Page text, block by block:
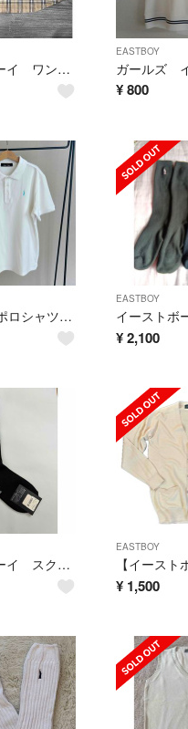
イーストボーイ ワンピース 90センチ
EASTBOY
¥ 800
EAST BOY ポロシャツ 11号サイズ 2枚セット
EASTBOY
¥ 2,100
イーストボーイ スクールソックス
EASTBOY
¥ 1,500